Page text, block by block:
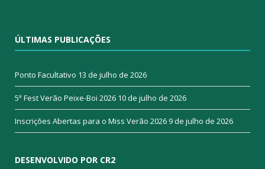
ÚLTIMAS PUBLICAÇÕES
Ponto Facultativo 13 de julho de 2026
5ª Fest Verão Peixe-Boi 2026 10 de julho de 2026
Inscrições Abertas para o Miss Verão 20269 de julho de 2026
DESENVOLVIDO POR CR2